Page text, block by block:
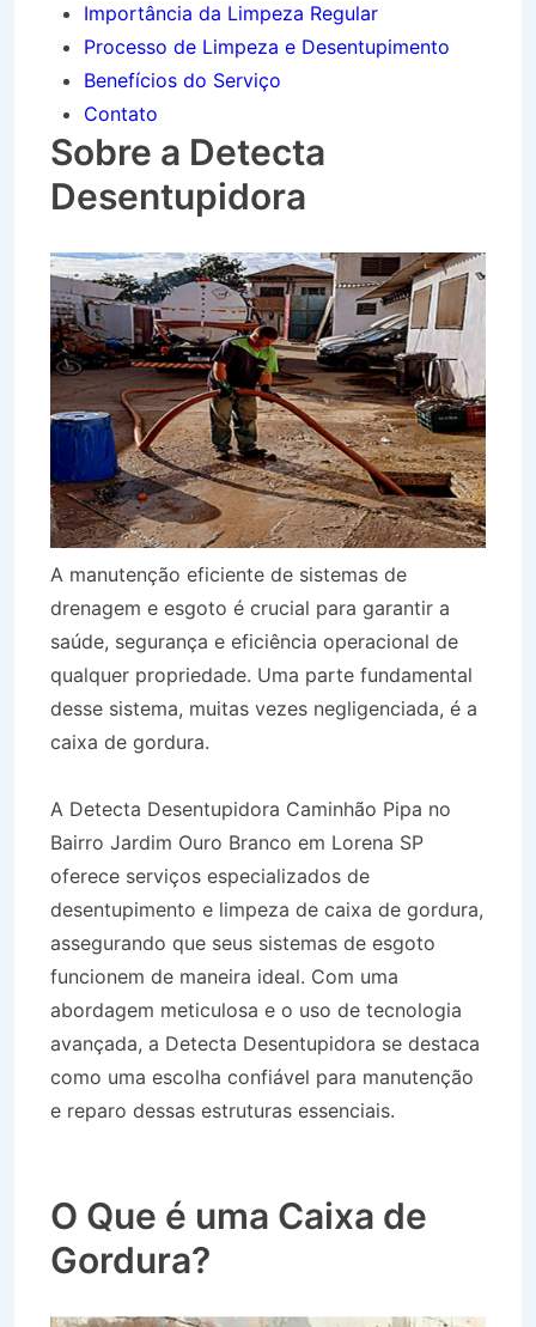
Importância da Limpeza Regular
Processo de Limpeza e Desentupimento
Benefícios do Serviço
Contato
Sobre a Detecta
Desentupidora
A manutenção eficiente de sistemas de
drenagem e esgoto é crucial para garantir a
saúde, segurança e eficiência operacional de
qualquer propriedade. Uma parte fundamental
desse sistema, muitas vezes negligenciada, é a
caixa de gordura.
A Detecta Desentupidora Caminhão Pipa no
Bairro Jardim Ouro Branco em Lorena SP
oferece serviços especializados de
desentupimento e limpeza de caixa de gordura,
assegurando que seus sistemas de esgoto
funcionem de maneira ideal. Com uma
abordagem meticulosa e o uso de tecnologia
avançada, a Detecta Desentupidora se destaca
como uma escolha confiável para manutenção
e reparo dessas estruturas essenciais.
O Que é uma Caixa de
Gordura?